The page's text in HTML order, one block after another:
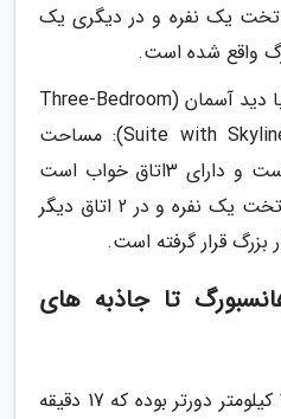
در یکی از آن ها 2 تخت یک نفره و در دیگری یک
سوئیت 2 تخت خوابه با دید آسمان (Three-Bedroom
Suite with Skyline View and Lounge): مساحت
این اتاق ها 260 متر است و دارای 3اتاق خواب است
که در یکی از آن ها 2 تخت یک نفره و در 2 اتاق دیگر
تا جاذبه های
شهر طلا: این منطقه، 10 کیلومتر دورتر بوده که 17 دقیقه